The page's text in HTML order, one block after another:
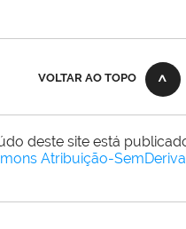
VOLTAR AO TOPO
deste site está
Atribuição-